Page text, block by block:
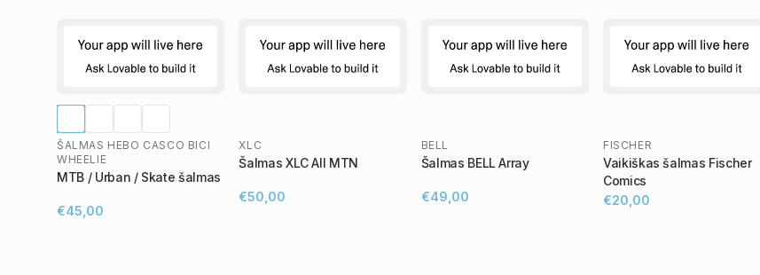
ŠALMAS HEBO CASCO BICI
WHEELIE
MTB / Urban / Skate šalmas
€45,00
XLC
Šalmas XLC All MTN
€50,00
BELL
Šalmas BELL Array
€49,00
FISCHER
Vaikiškas šalmas Fischer
Comics
€20,00